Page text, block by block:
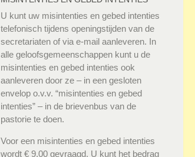
U kunt uw misintenties en gebed intenties
telefonisch tijdens openingstijden van de
secretariaten of via e-mail aanleveren. In
alle geloofsgemeenschappen kunt u de
misintenties en gebed intenties ook
aanleveren door ze – in een gesloten
envelop o.v.v. “misintenties en gebed
intenties” – in de brievenbus van de
pastorie te doen.
Voor een misintenties en gebed intenties
wordt € 9,00 gevraagd. U kunt het bedrag